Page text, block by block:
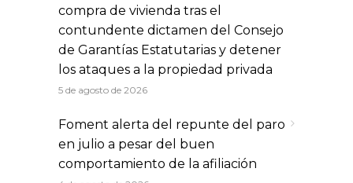
compra de vivienda tras el
contundente dictamen del Consejo
de Garantías Estatutarias y detener
los ataques a la propiedad privada
5 de agosto de 2026
Foment alerta del repunte del paro
en julio a pesar del buen
comportamiento de la afiliación